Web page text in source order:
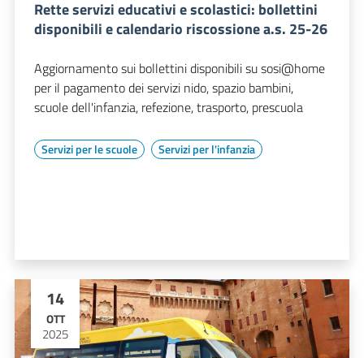
Rette servizi educativi e scolastici: bollettini
disponibili e calendario riscossione a.s. 25-26
Aggiornamento sui bollettini disponibili su sosi@home
per il pagamento dei servizi nido, spazio bambini,
scuole dell'infanzia, refezione, trasporto, prescuola
Servizi per le scuole Servizi per l'infanzia
14
OTT
2025